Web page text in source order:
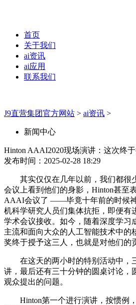
首页
关于我们
ai资讯
ai应用
联系我们
J9直营集团官方网站 > ai资讯 >
新闻中心
Hinton AAAI2020现场演讲：这次终
发布时间：2025-02-28 18:29
其实仅仅在几年以前，我们都很
会议上看到他们的身影，Hinton甚至
AAAI会议了 ——毕竟十年前的时候
机科学研究人员们集体抗拒，即便有
学术会议接收。如今，随着深度学习
主流和面向大众的人工智能技术中的
奖终于授予这三人，也就是对他们的
在这天的两小时的特别活动中，
讲，最后还有三十分钟的圆桌讨论，
观众提出的问题。
Hinton第一个进行演讲，按惯例